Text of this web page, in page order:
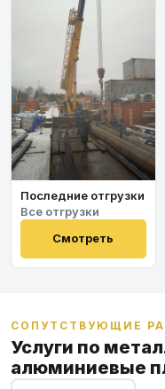
Последние отгрузки
Все отгрузки
Смотреть
СОПУТСТВУЮЩИЕ
Услуги по
алюминиевые